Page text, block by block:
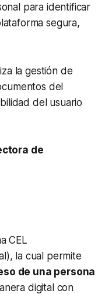
para identificar
segura,
la gestión de
del
del usuario
de
CEL
la cual permite
de una persona
digital con